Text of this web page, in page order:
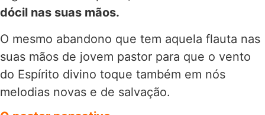
dócil nas suas mãos.
O mesmo abandono que tem aquela flauta nas
suas mãos de jovem pastor para que o vento
do Espírito divino toque também em nós
melodias novas e de salvação.